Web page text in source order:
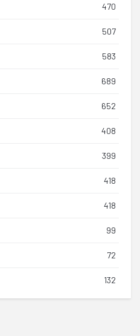
470
507
583
689
652
408
399
418
418
99
72
132